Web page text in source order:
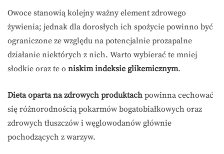
Owoce stanowią kolejny ważny element zdrowego
żywienia; jednak dla dorosłych ich spożycie powinno być
ograniczone ze względu na potencjalnie prozapalne
działanie niektórych z nich. Warto wybierać te mniej
słodkie oraz te o niskim indeksie glikemicznym.
Dieta oparta na zdrowych produktach powinna cechować
się różnorodnością pokarmów bogatobiałkowych oraz
zdrowych tłuszczów i węglowodanów głównie
pochodzących z warzyw.